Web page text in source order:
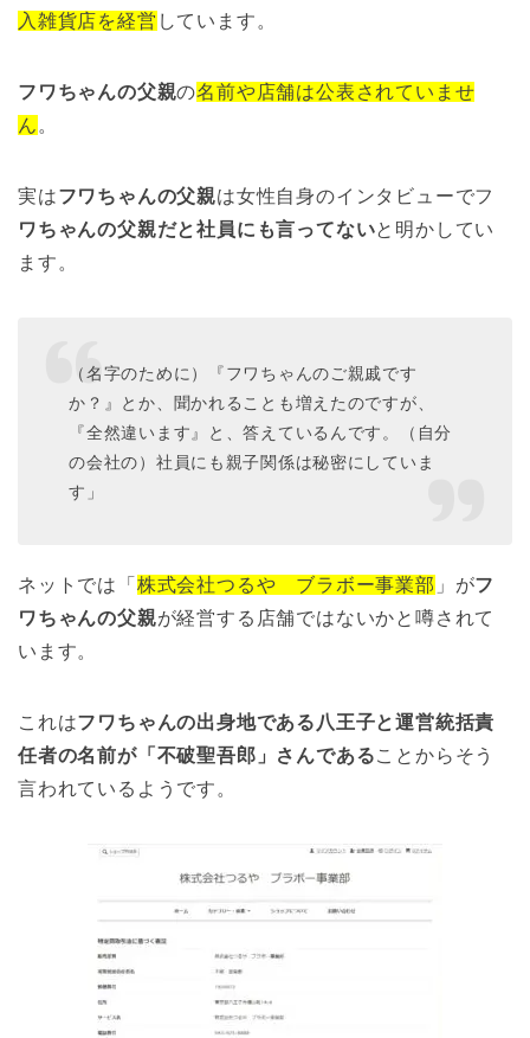
入雑貨店を経営 しています。
フワちゃんの父親の名前や店舗は公表されていませ
ん 。
実はフワちゃんの父親は女性自身のインタビューでフ
ワちゃんの父親だと社員にも言ってないと明かしてい
ます。
（名字のために）『フワちゃんのご親戚です
か？』とか、聞かれることも増えたのですが、
『全然違います』と、答えているんです。（自分
の会社の）社員にも親子関係は秘密にしていま
す」
ネットでは「 株式会社つるや ブラボー事業部 」がフ
ワちゃんの父親が経営する店舗ではないかと噂されて
います。
これはフワちゃんの出身地である八王子と運営統括責
任者の名前が「不破聖吾郎」さんであることからそう
言われているようです。